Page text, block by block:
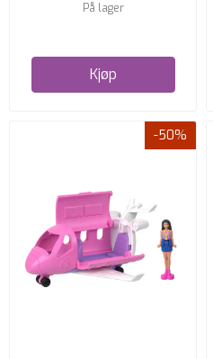
På lager
Kjøp
-50%